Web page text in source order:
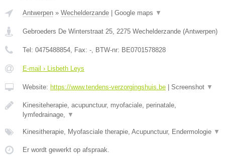
Antwerpen » Wechelderzande Google maps ▼
Gebroeders De Winterstraat 25, 2275 Wechelderzande (Antwerpen)
Tel: 0475488854, Fax: -, BTW-nr: BE0701578828
E-mail › Lisbeth Leys
Website: https://www.tendens-verzorgingshuis.be Screenshot ▼
Kinesiteherapie, acupunctuur, myofaciale, perinatale,
lymfedrainage, ▼
Kinesitherapie, Myofasciale therapie, Acupunctuur, Endermologie ▼
Er wordt gewerkt op afspraak.